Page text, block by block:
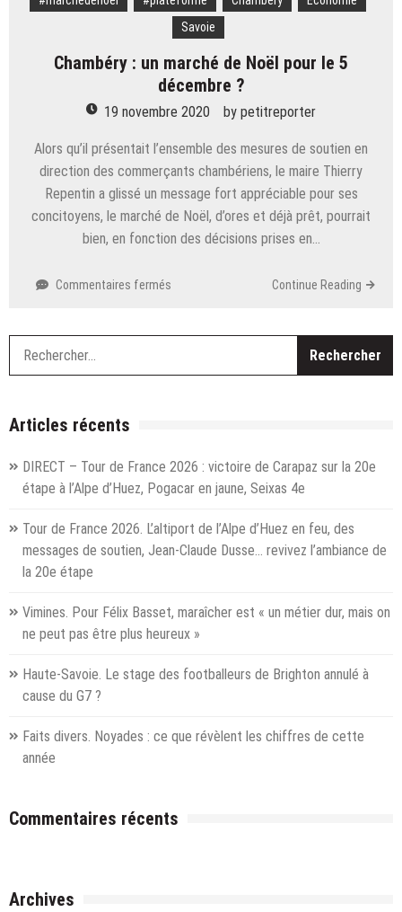
Savoie
Chambéry : un marché de Noël pour le 5
décembre ?
19 novembre 2020 by petitreporter
Alors qu’il présentait l’ensemble des mesures de soutien en
direction des commerçants chambériens, le maire Thierry
Repentin a glissé un message fort appréciable pour ses
concitoyens, le marché de Noël, d’ores et déjà prêt, pourrait
bien, en fonction des décisions prises en…
Commentaires fermés
un
de
décembre
?
Continue Reading
Articles récents
DIRECT – Tour de France 2026 : victoire de Carapaz sur la 20e
étape à l’Alpe d’Huez, Pogacar en jaune, Seixas 4e
Tour de France 2026. L’altiport de l’Alpe d’Huez en feu, des
messages de soutien, Jean-Claude Dusse… revivez l’ambiance de
la 20e étape
Vimines. Pour Félix Basset, maraîcher est « un métier dur, mais on
ne peut pas être plus heureux »
Haute-Savoie. Le stage des footballeurs de Brighton annulé à
cause du G7 ?
Faits divers. Noyades : ce que révèlent les chiffres de cette
année
Commentaires récents
Archives